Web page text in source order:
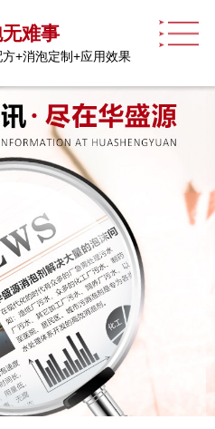
难事
+消泡定制+应用效果